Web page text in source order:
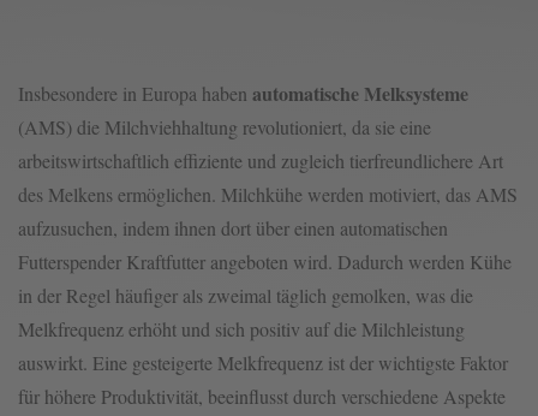
Insbesondere in Europa haben automatische Melksysteme
(AMS) die Milchviehhaltung revolutioniert, da sie eine
arbeitswirtschaftlich effiziente und zugleich tierfreundlichere Art
des Melkens ermöglichen. Milchkühe werden motiviert, das AMS
aufzusuchen, indem ihnen dort über einen automatischen
Futterspender Kraftfutter angeboten wird. Dadurch werden Kühe
in der Regel häufiger als zweimal täglich gemolken, was die
Melkfrequenz erhöht und sich positiv auf die Milchleistung
auswirkt. Eine gesteigerte Melkfrequenz ist der wichtigste Faktor
für höhere Produktivität, beeinflusst durch verschiedene Aspekte